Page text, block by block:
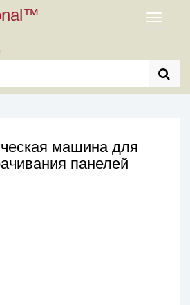
Toggle
машина для
панелей